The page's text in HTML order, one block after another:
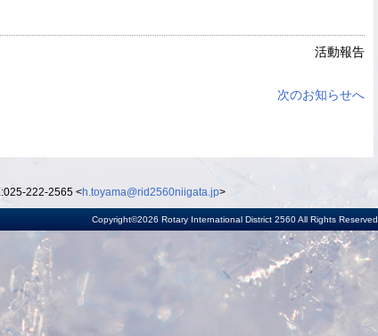
活動報告
次のお知らせへ
222-2565 <h.toyama@rid2560niigata.jp>
Copyright©2026 Rotary International District 2560 All Rights Reserved